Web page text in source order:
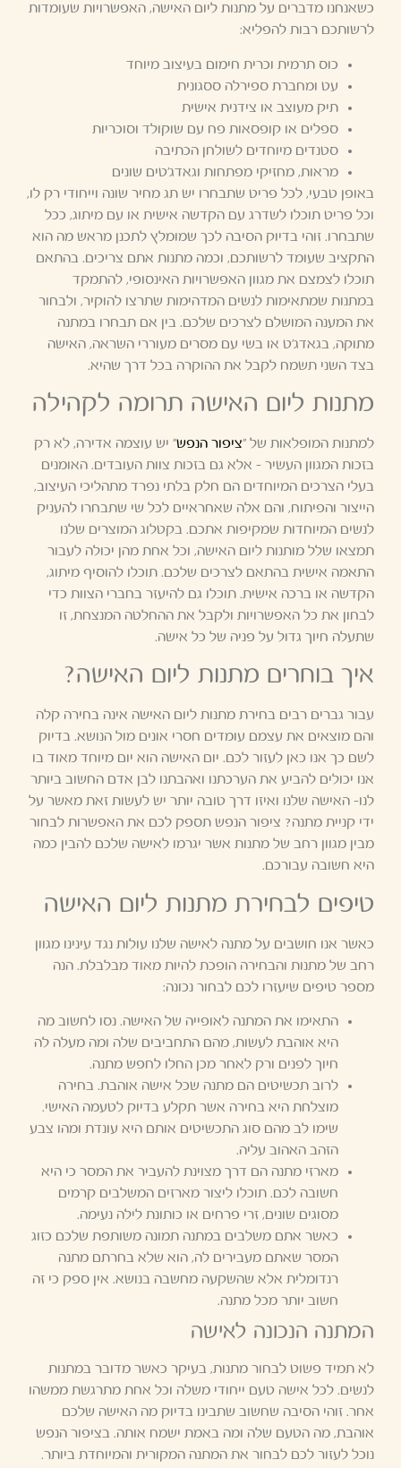
כשאנחנו מדברים על מתנות ליום האישה, האפשרויות שעומדות
לרשותכם רבות להפליא:
כוס תרמית וכרית חימום בעיצוב מיוחד
עט ומחברת ספירלה ססגונית
תיק מעוצב או צידנית אישית
ספלים או קופסאות פח עם שוקולד וסוכריות
סטנדים מיוחדים לשולחן הכתיבה
מראות, מחזיקי מפתחות וגאדג'טים שונים
באופן טבעי, לכל פריט שתבחרו יש תג מחיר שונה וייחודי רק לו,
וכל פריט תוכלו לשדרג עם הקדשה אישית או עם מיתוג, ככל
שתבחרו. זוהי בדיוק הסיבה לכך שמומלץ לתכנן מראש מה הוא
התקציב שעומד לרשותכם, וכמה מתנות אתם צריכים. בהתאם
תוכלו לצמצם את מגוון האפשרויות האינסופי, להתמקד
במתנות שמתאימות לנשים המדהימות שתרצו להוקיר, ולבחור
את המענה המושלם לצרכים שלכם. בין אם תבחרו במתנה
מתוקה, בגאדג'ט או בשי עם מסרים מעוררי השראה, האישה
בצד השני תשמח לקבל את ההוקרה בכל דרך שהיא.
מתנות ליום האישה תרומה לקהילה
למתנות המופלאות של "ציפור הנפש" יש עוצמה אדירה, לא רק
בזכות המגוון העשיר – אלא גם בזכות צוות העובדים. האומנים
בעלי הצרכים המיוחדים הם חלק בלתי נפרד מתהליכי העיצוב,
הייצור והפיתוח, והם אלה שאחראיים לכל שי שתבחרו להעניק
לנשים המיוחדות שמקיפות אתכם. בקטלוג המוצרים שלנו
תמצאו שלל מותנות ליום האישה, וכל אחת מהן יכולה לעבור
התאמה אישית בהתאם לצרכים שלכם. תוכלו להוסיף מיתוג,
הקדשה או ברכה אישית. תוכלו גם להיעזר בחברי הצוות כדי
לבחון את כל האפשרויות ולקבל את ההחלטה המנצחת, זו
שתעלה חיוך גדול על פניה של כל אישה.
איך בוחרים מתנות ליום האישה?
עבור גברים רבים בחירת מתנות ליום האישה אינה בחירה קלה
והם מוצאים את עצמם עומדים חסרי אונים מול הנושא. בדיוק
לשם כך אנו כאן לעזור לכם. יום האישה הוא יום מיוחד מאוד בו
אנו יכולים להביע את הערכתנו ואהבתנו לבן אדם החשוב ביותר
לנו- האישה שלנו ואיזו דרך טובה יותר יש לעשות זאת מאשר על
ידי קניית מתנה? ציפור הנפש תספק לכם את האפשרות לבחור
מבין מגוון רחב של מתנות אשר יגרמו לאישה שלכם להבין כמה
היא חשובה עבורכם.
טיפים לבחירת מתנות ליום האישה
כאשר אנו חושבים על מתנה לאישה שלנו עולות נגד עינינו מגוון
רחב של מתנות והבחירה הופכת להיות מאוד מבלבלת. הנה
מספר טיפים שיעזרו לכם לבחור נכונה:
התאימו את המתנה לאופייה של האישה. נסו לחשוב מה
היא אוהבת לעשות, מהם התחביבים שלה ומה מעלה לה
חיוך לפנים ורק לאחר מכן החלו לחפש מתנה.
לרוב תכשיטים הם מתנה שכל אישה אוהבת. בחירה
מוצלחת היא בחירה אשר תקלע בדיוק לטעמה האישי.
שימו לב מהם סוג התכשיטים אותם היא עונדת ומהו צבע
הזהב האהוב עליה.
מארזי מתנה הם דרך מצוינת להעביר את המסר כי היא
חשובה לכם. תוכלו ליצור מארזים המשלבים קרמים
מסוגים שונים, זרי פרחים או כותונת לילה נעימה.
כאשר אתם משלבים במתנה תמונה משותפת שלכם כזוג
המסר שאתם מעבירים לה, הוא שלא בחרתם מתנה
רנדומלית אלא שהשקעה מחשבה בנושא. אין ספק כי זה
חשוב יותר מכל מתנה.
המתנה הנכונה לאישה
לא תמיד פשוט לבחור מתנות, בעיקר כאשר מדובר במתנות
לנשים. לכל אישה טעם ייחודי משלה וכל אחת מתרגשת ממשהו
אחר. זוהי הסיבה שחשוב שתבינו בדיוק מה האישה שלכם
אוהבת, מה הטעם שלה ומה באמת ישמח אותה. בציפור הנפש
נוכל לעזור לכם לבחור את המתנה המקורית והמיוחדת ביותר.